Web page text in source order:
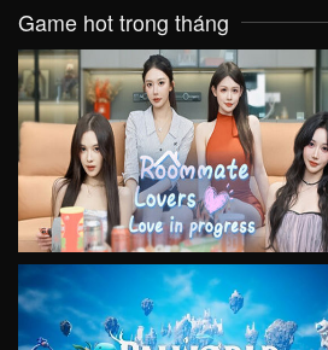
Game hot trong tháng
VIEW